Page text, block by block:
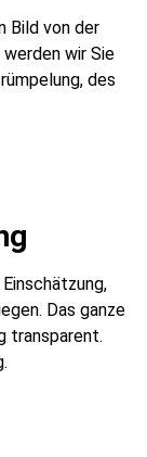
Bild von der
wir Sie
des
Das ganze
transparent.